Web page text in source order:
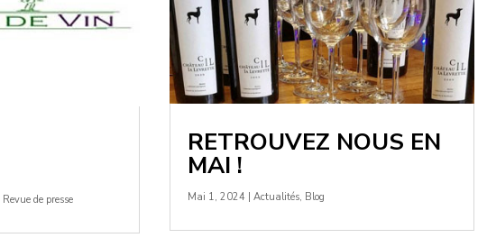
Revue de presse
RETROUVEZ NOUS EN
MAI !
Mai 1, 2024 Actualités, Blog